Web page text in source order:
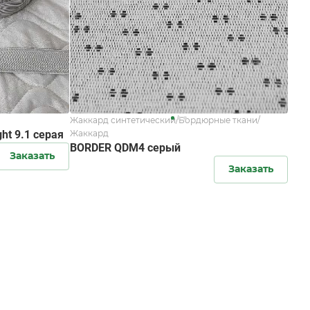
9.1 серая
Заказать
Жаккард синтетический/Бордюрные ткани/
Жаккард
BORDER QDM4 серый
Заказать